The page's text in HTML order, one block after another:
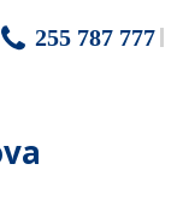
255 787 777